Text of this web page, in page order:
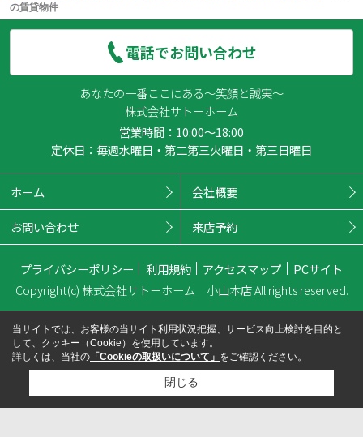
の賃貸物件
電話でお問い合わせ
あなたの一番ここにある～笑顔と誠実～
株式会社サトーホーム
営業時間：10:00～18:00
定休日：毎週水曜日・第二第三火曜日・第三日曜日
ホーム 会社概要
お問い合わせ 来店予約
プライバシーポリシー 利用規約 アクセスマップ
PCサイト
Copyright(c) 株式会社サトーホーム 小山本店 All rights reserved.
当サイトでは、お客様の当サイト利用状況把握、サービス向上検討を目的と
して、クッキー（Cookie）を使用しています。
詳しくは、当社の 「Cookieの取扱いについて」 をご確認ください。
閉じる